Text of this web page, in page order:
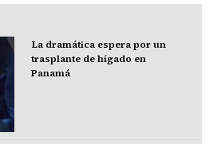
La dramática espera por un
trasplante de hígado en
Panamá